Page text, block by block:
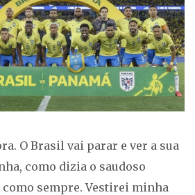
O Brasil vai parar e ver a sua
como dizia o saudoso
como sempre. Vestirei minha